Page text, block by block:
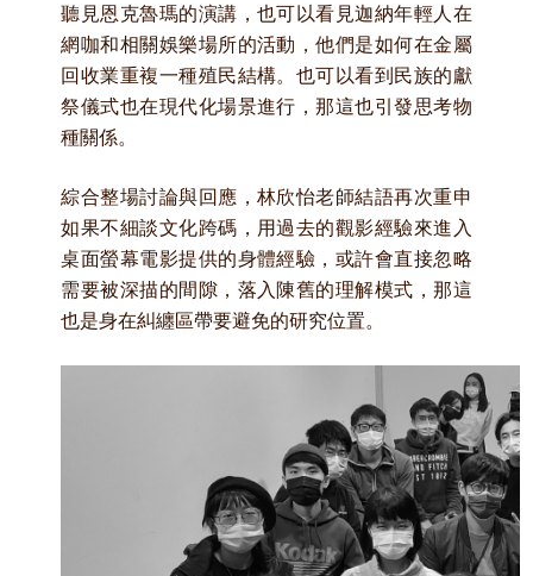
聽見恩克魯瑪的演講，也可以看見迦納年輕人在
網咖和相關娛樂場所的活動，他們是如何在金屬
回收業重複一種殖民結構。也可以看到民族的獻
祭儀式也在現代化場景進行，那這也引發思考物
種關係。
綜合整場討論與回應，林欣怡老師結語再次重申
如果不細談文化跨碼，用過去的觀影經驗來進入
桌面螢幕電影提供的身體經驗，或許會直接忽略
需要被深描的間隙，落入陳舊的理解模式，那這
也是身在糾纏區帶要避免的研究位置。